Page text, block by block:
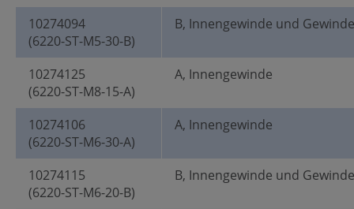
10274094
(6220-ST-M5-30-B)
B, Innengewinde und
10274125
(6220-ST-M8-15-A)
A, Innengewinde
10274106
(6220-ST-M6-30-A)
A, Innengewinde
10274115
(6220-ST-M6-20-B)
B, Innengewinde und